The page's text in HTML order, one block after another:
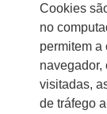
Cookies
no
permitem a
navegador,
visitadas,
de tráfego